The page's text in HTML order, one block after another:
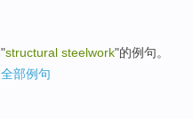
structural steelwork"的例句。
全部例句